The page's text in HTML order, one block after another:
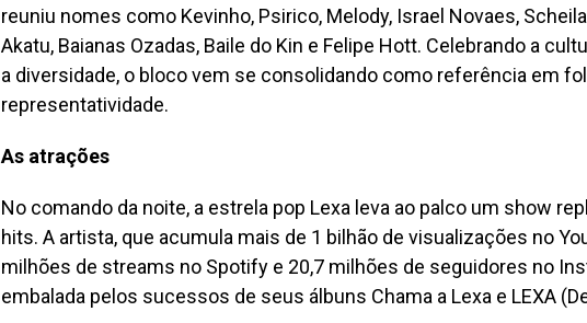
reuniu nomes como Kevinho, Psirico, Melody, Israel Novaes,
Akatu, Baianas Ozadas, Baile do Kin e Felipe Hott. Celebrando a
a diversidade, o bloco vem se consolidando como referência em
representatividade.
As atrações
No comando da noite, a estrela pop Lexa leva ao palco um show
hits. A artista, que acumula mais de 1 bilhão de visualizações no
milhões de streams no Spotify e 20,7 milhões de seguidores no
embalada pelos sucessos de seus álbuns Chama a Lexa e LEXA